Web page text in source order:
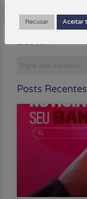
Buscar:
Posts
Recusar Aceitar